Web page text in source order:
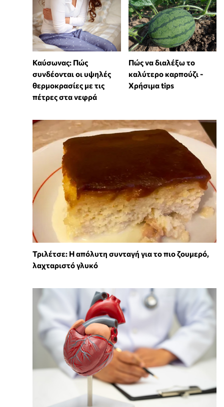
Καύσωνας: Πώς
συνδέονται οι υψηλές
θερμοκρασίες με τις
πέτρες στα νεφρά
Πώς να διαλέξω το
καλύτερο καρπούζι -
Χρήσιμα tips
Τριλέτσε: Η απόλυτη συνταγή για το πιο ζουμερό,
λαχταριστό γλυκό